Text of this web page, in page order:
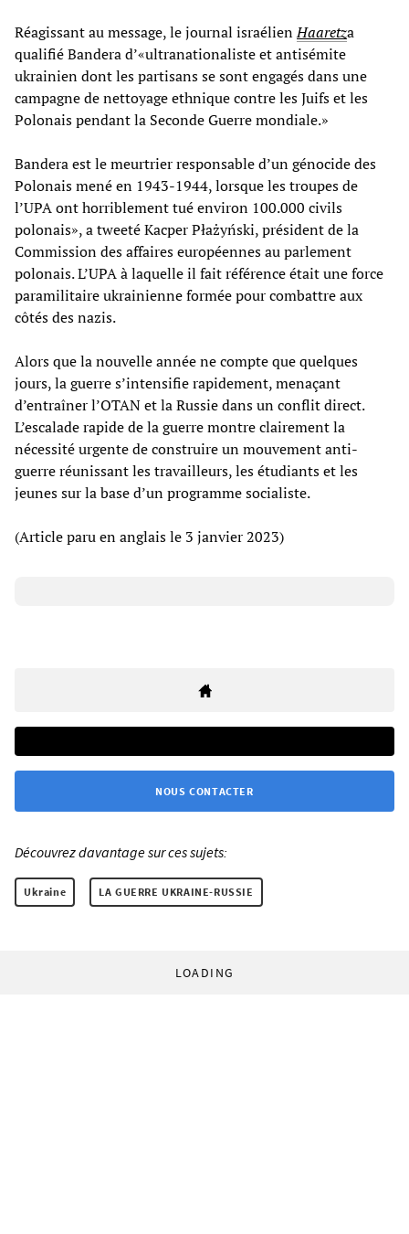
Réagissant au message, le journal israélienHaaretza
qualifié Bandera d’«ultranationaliste et antisémite
ukrainien dont les partisans se sont engagés dans une
campagne de nettoyage ethnique contre les Juifs et les
Polonais pendant la Seconde Guerre mondiale.»
Bandera est le meurtrier responsable d’un génocide des
Polonais mené en 1943-1944, lorsque les troupes de
l’UPA ont horriblement tué environ 100.000 civils
polonais», a tweeté Kacper Płażyński, président de la
Commission des affaires européennes au parlement
polonais. L’UPA à laquelle il fait référence était une force
paramilitaire ukrainienne formée pour combattre aux
côtés des nazis.
Alors que la nouvelle année ne compte que quelques
jours, la guerre s’intensifie rapidement, menaçant
d’entraîner l’OTAN et la Russie dans un conflit direct.
L’escalade rapide de la guerre montre clairement la
nécessité urgente de construire un mouvement anti-
guerre réunissant les travailleurs, les étudiants et les
jeunes sur la base d’un programme socialiste.
(Article paru en anglais le 3 janvier 2023)
NOUS CONTACTER
Découvrez davantage sur ces sujets:
Ukraine LA GUERRE UKRAINE-RUSSIE
LOADING